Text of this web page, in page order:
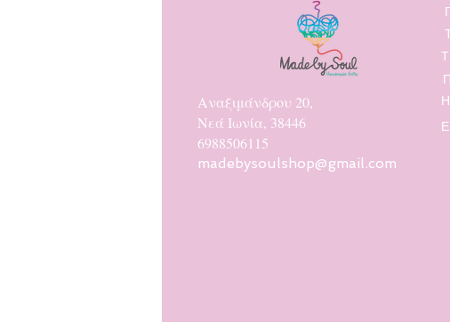
Αναξιμάνδρου 20,
Νεά Ιωνία, 38446
6988506115
madebysoulshop@gmail.com